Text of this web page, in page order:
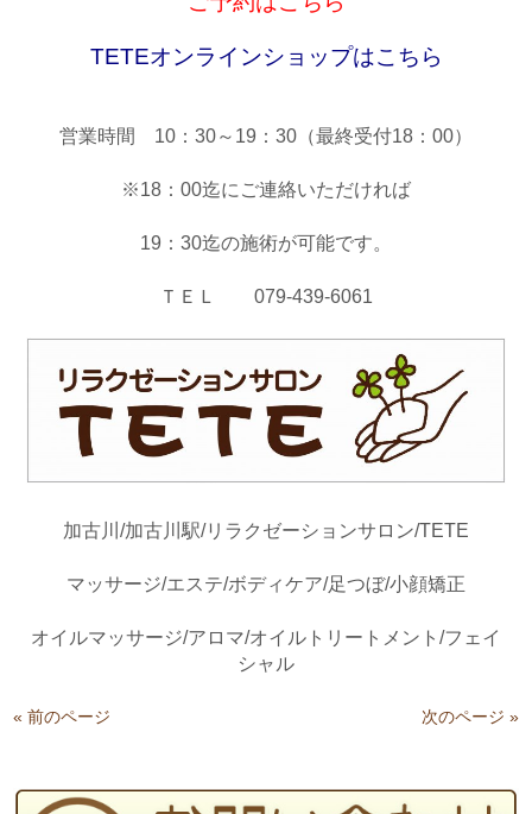
TETEオンラインショップはこちら
営業時間 10：30～19：30（最終受付18：00）
※18：00迄にご連絡いただければ
19：30迄の施術が可能です。
ＴＥＬ 079-439-6061
加古川/加古川駅/リラクゼーションサロン/TETE
マッサージ/エステ/ボディケア/足つぼ/小顔矯正
オイルマッサージ/アロマ/オイルトリートメント/フェイ
シャル
« 前のページ 次のページ »